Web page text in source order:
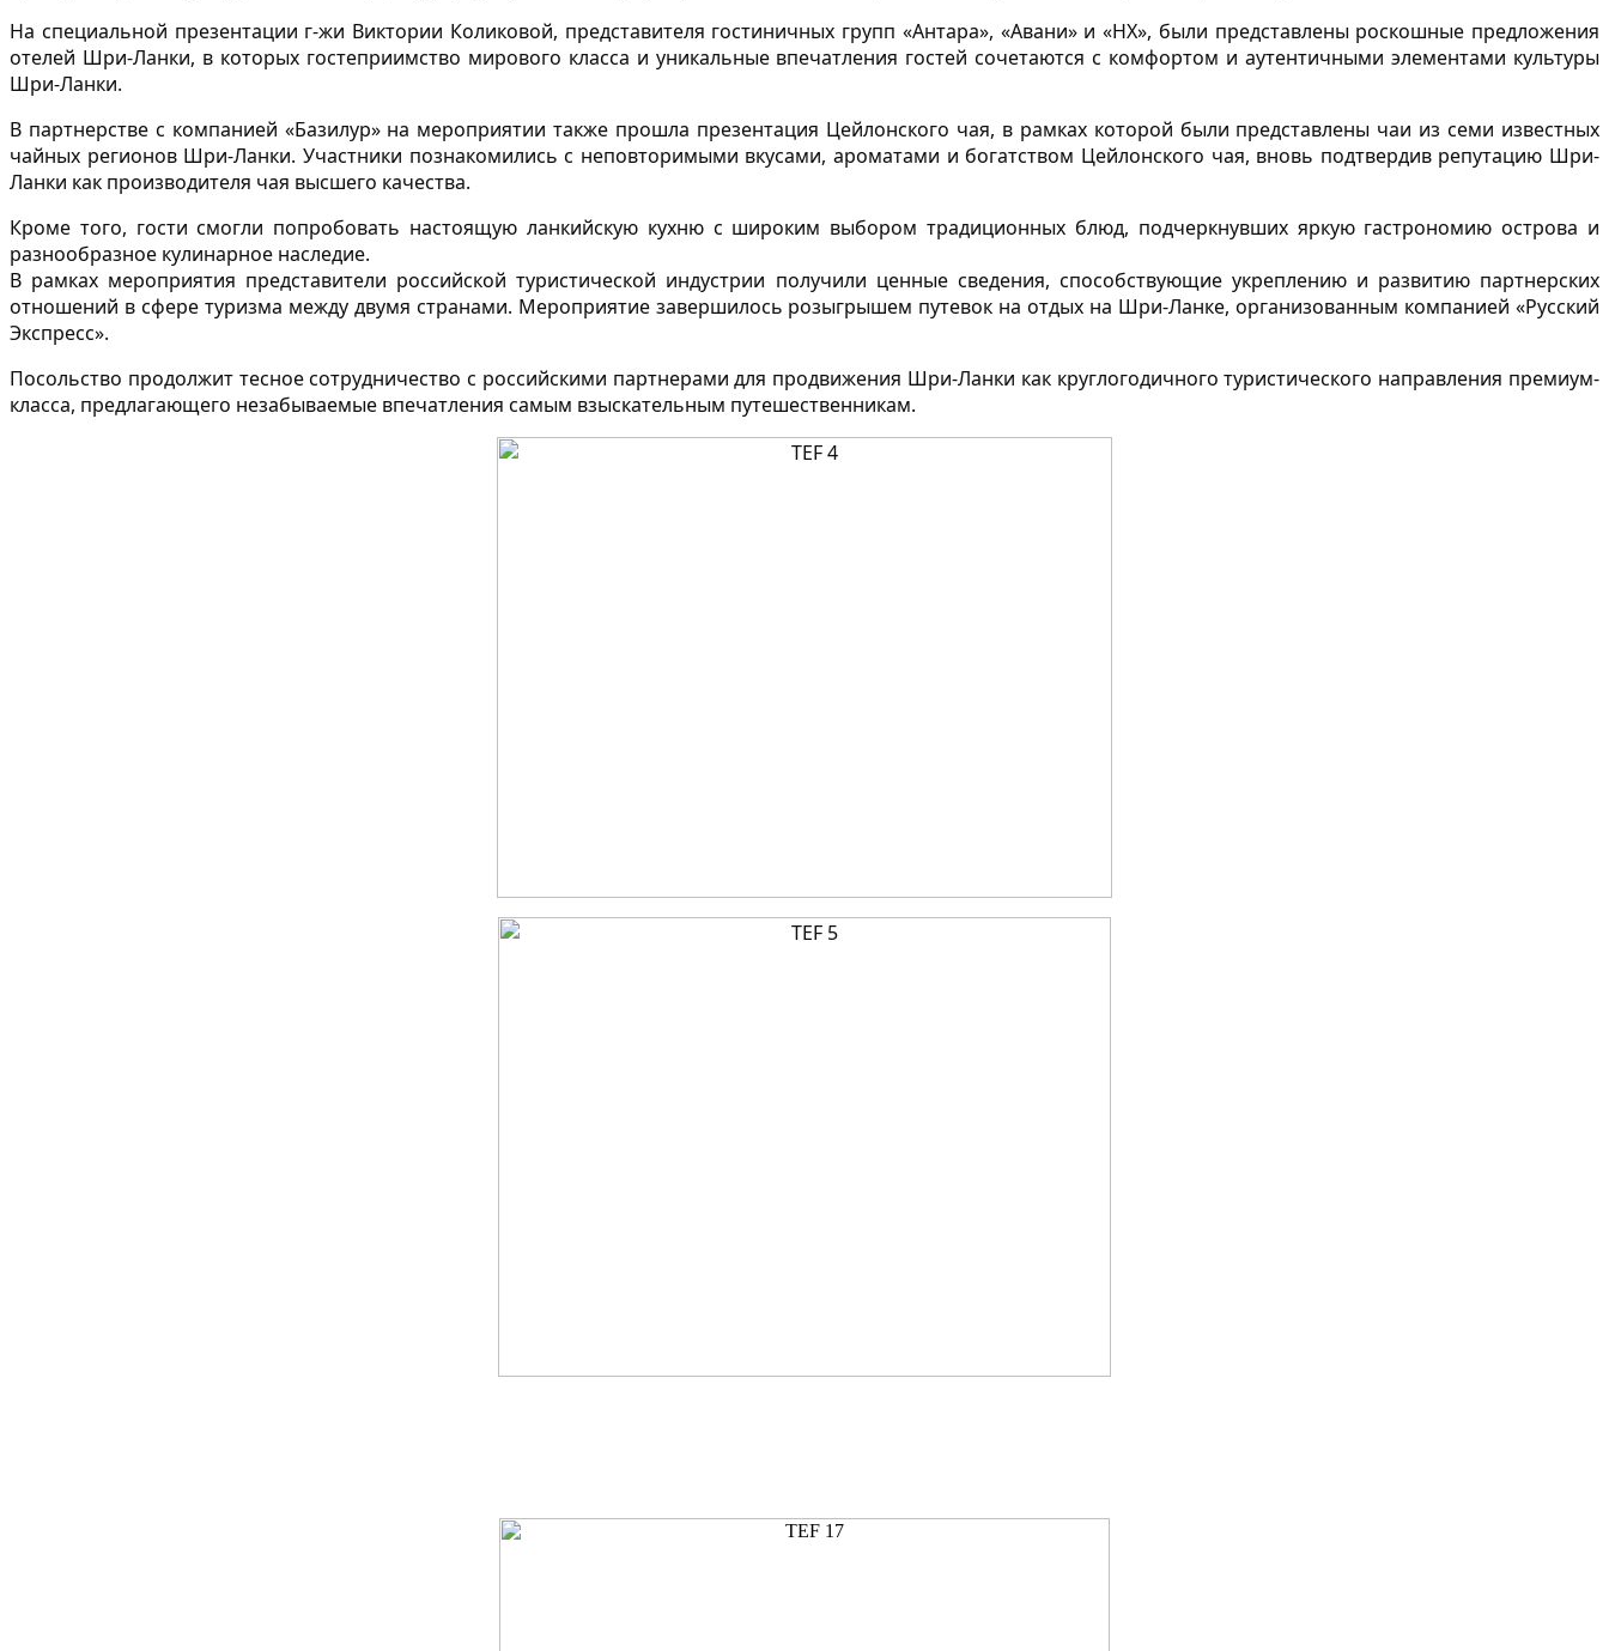
На специальной презентации г-жи Виктории Коликовой, представителя гостиничных групп «Антара», «Авани» и «НХ», были представлены роскошные предложения
отелей Шри-Ланки, в которых гостеприимство мирового класса и уникальные впечатления гостей сочетаются с комфортом и аутентичными элементами культуры
Шри-Ланки.
В партнерстве с компанией «Базилур» на мероприятии также прошла презентация Цейлонского чая, в рамках которой были представлены чаи из семи известных
чайных регионов Шри-Ланки. Участники познакомились с неповторимыми вкусами, ароматами и богатством Цейлонского чая, вновь подтвердив репутацию Шри-
Ланки как производителя чая высшего качества.
Кроме того, гости смогли попробовать настоящую ланкийскую кухню с широким выбором традиционных блюд, подчеркнувших яркую гастрономию острова и
разнообразное кулинарное наследие.
В рамках мероприятия представители российской туристической индустрии получили ценные сведения, способствующие укреплению и развитию партнерских
отношений в сфере туризма между двумя странами. Мероприятие завершилось розыгрышем путевок на отдых на Шри-Ланке, организованным компанией «Русский
Экспресс».
Посольство продолжит тесное сотрудничество с российскими партнерами для продвижения Шри-Ланки как круглогодичного туристического направления премиум-
класса, предлагающего незабываемые впечатления самым взыскательным путешественникам.